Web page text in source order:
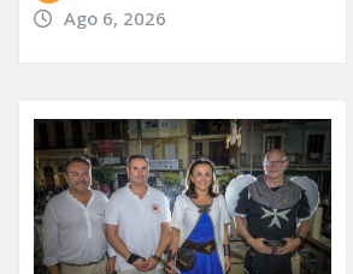
Ago 6, 2026